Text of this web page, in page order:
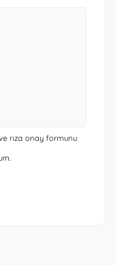
rıza onay formunu